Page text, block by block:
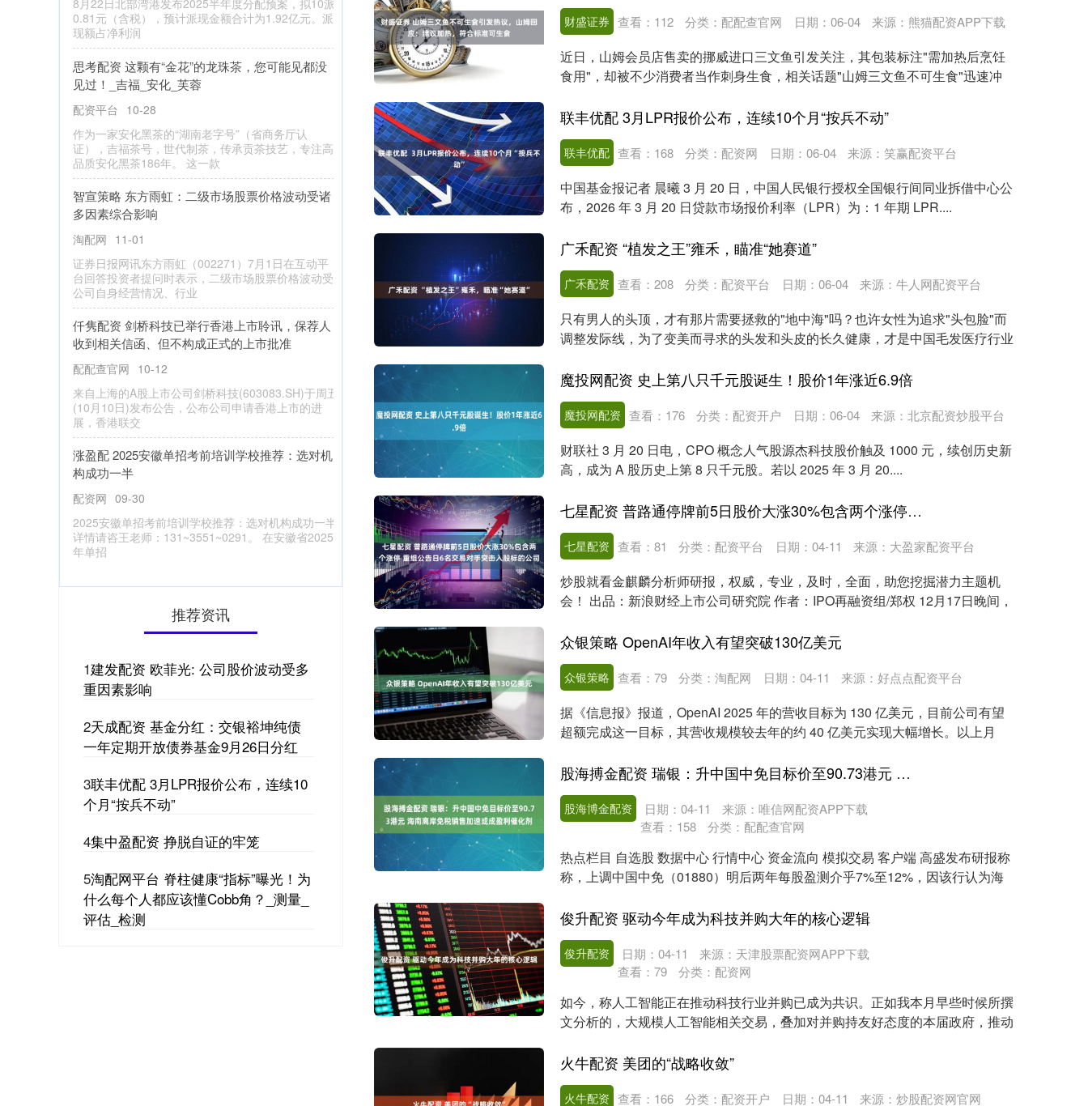
财盛证券 日期：06-04 来源：熊猫配资APP下载
查看： 112 分类： 配配查官网
近日，山姆会员店售卖的挪威进口三文鱼引发关注，其包装标注"需加热后烹饪
食用"，却被不少消费者当作刺身生食，相关话题"山姆三文鱼不可生食"迅速冲
联丰优配 3月LPR报价公布，连续10个月“按兵不动”
联丰优配 日期：06-04 来源：笑赢配资平台
查看： 168 分类： 配资网
中国基金报记者 晨曦 3 月 20 日，中国人民银行授权全国银行间同业拆借中心公
布，2026 年 3 月 20 日贷款市场报价利率（LPR）为：1 年期 LPR....
广禾配资 “植发之王”雍禾，瞄准“她赛道”
广禾配资 日期：06-04 来源：牛人网配资平台
查看： 208 分类： 配资平台
只有男人的头顶，才有那片需要拯救的"地中海"吗？也许女性为追求"头包脸"而
调整发际线，为了变美而寻求的头发和头皮的长久健康，才是中国毛发医疗行业
魔投网配资 史上第八只千元股诞生！股价1年涨近6.9倍
魔投网配资 日期：06-04 来源：北京配资炒股平台
查看： 176 分类： 配资开户
财联社 3 月 20 日电，CPO 概念人气股源杰科技股价触及 1000 元，续创历史新
高，成为 A 股历史上第 8 只千元股。若以 2025 年 3 月 20....
七星配资 普路通停牌前5日股价大涨30%包含两个涨停 重组公告日6名交易对手突击入股标的公司
七星配资 日期：04-11 来源：大盈家配资平台
查看： 81 分类： 配资平台
炒股就看金麒麟分析师研报，权威，专业，及时，全面，助您挖掘潜力主题机
会！ 出品：新浪财经上市公司研究院 作者：IPO再融资组/郑权 12月17日晚间，
众银策略 OpenAI年收入有望突破130亿美元
众银策略 日期：04-11 来源：好点点配资平台
查看： 79 分类： 淘配网
据《信息报》报道，OpenAI 2025 年的营收目标为 130 亿美元，目前公司有望
超额完成这一目标，其营收规模较去年的约 40 亿美元实现大幅增长。以上月
股海搏金配资 瑞银：升中国中免目标价至90.73港元 海南离岸免税销售加速或成盈利催化剂
股海博金配资 日期：04-11
来源：唯信网配资APP下载
查看： 158 分类： 配配查官网
热点栏目 自选股 数据中心 行情中心 资金流向 模拟交易 客户端 高盛发布研报称
称，上调中国中免（01880）明后两年每股盈测介乎7%至12%，因该行认为海
俊升配资 驱动今年成为科技并购大年的核心逻辑
俊升配资 日期：04-11
来源：天津股票配资网APP下载
查看： 79 分类： 配资网
如今，称人工智能正在推动科技行业并购已成为共识。正如我本月早些时候所撰
文分析的，大规模人工智能相关交易，叠加对并购持友好态度的本届政府，推动
火牛配资 美团的“战略收敛”
火牛配资 日期：04-11 来源：炒股配资网官网
查看： 166 分类： 配资开户
唐纳德・特朗普总统引发了金属市场的新一轮混乱，
他表示美国将对进口铜（HG=F）实施高于预期的
50% 关祱，这导致纽约铜
推荐资讯
1建发配资 欧菲光: 公司股价波动受多
重因素影响
2天成配资 基金分红：交银裕坤纯债
一年定期开放债券基金9月26日分红
3联丰优配 3月LPR报价公布，连续10
个月“按兵不动”
4集中盈配资 挣脱自证的牢笼
5淘配网平台 脊柱健康“指标”曝光！为
什么每个人都应该懂Cobb角？_测量_
评估_检测